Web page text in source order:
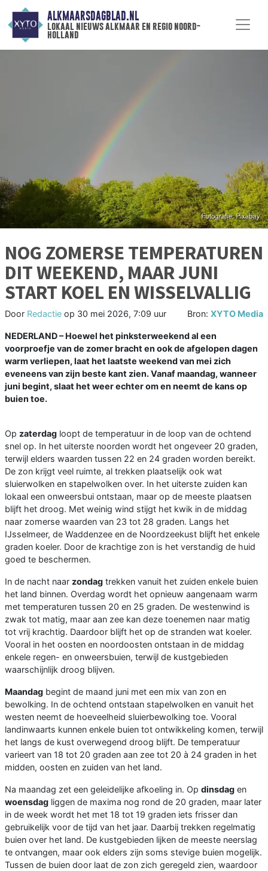
ALKMAARSDAGBLAD.NL
lokaal nieuws alkmaar en regio noord-
holland
NOG ZOMERSE TEMPERATUREN
DIT WEEKEND, MAAR JUNI
START KOEL EN WISSELVALLIG
Door Redactie op 30 mei 2026, 7:09 uur Bron: XYTO Media
NEDERLAND – Hoewel het pinksterweekend al een
voorproefje van de zomer bracht en ook de afgelopen dagen
warm verliepen, laat het laatste weekend van mei zich
eveneens van zijn beste kant zien. Vanaf maandag, wanneer
juni begint, slaat het weer echter om en neemt de kans op
buien toe.
Op zaterdag loopt de temperatuur in de loop van de ochtend
snel op. In het uiterste noorden wordt het ongeveer 20 graden,
terwijl elders waarden tussen 22 en 24 graden worden bereikt.
De zon krijgt veel ruimte, al trekken plaatselijk ook wat
sluierwolken en stapelwolken over. In het uiterste zuiden kan
lokaal een onweersbui ontstaan, maar op de meeste plaatsen
blijft het droog. Met weinig wind stijgt het kwik in de middag
naar zomerse waarden van 23 tot 28 graden. Langs het
IJsselmeer, de Waddenzee en de Noordzeekust blijft het enkele
graden koeler. Door de krachtige zon is het verstandig de huid
goed te beschermen.
In de nacht naar zondag trekken vanuit het zuiden enkele buien
het land binnen. Overdag wordt het opnieuw aangenaam warm
met temperaturen tussen 20 en 25 graden. De westenwind is
zwak tot matig, maar aan zee kan deze toenemen naar matig
tot vrij krachtig. Daardoor blijft het op de stranden wat koeler.
Vooral in het oosten en noordoosten ontstaan in de middag
enkele regen- en onweersbuien, terwijl de kustgebieden
waarschijnlijk droog blijven.
Maandag begint de maand juni met een mix van zon en
bewolking. In de ochtend ontstaan stapelwolken en vanuit het
westen neemt de hoeveelheid sluierbewolking toe. Vooral
landinwaarts kunnen enkele buien tot ontwikkeling komen, terwijl
het langs de kust overwegend droog blijft. De temperatuur
varieert van 18 tot 20 graden aan zee tot 20 à 24 graden in het
midden, oosten en zuiden van het land.
Na maandag zet een geleidelijke afkoeling in. Op dinsdag en
woensdag liggen de maxima nog rond de 20 graden, maar later
in de week wordt het met 18 tot 19 graden iets frisser dan
gebruikelijk voor de tijd van het jaar. Daarbij trekken regelmatig
buien over het land. De kustgebieden lijken de meeste neerslag
te ontvangen, maar ook elders zijn soms stevige buien mogelijk.
Tussen de buien door laat de zon zich geregeld zien, waardoor